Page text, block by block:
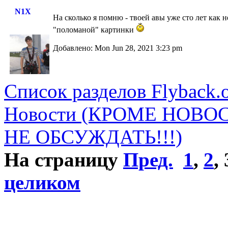
N1X
На сколько я помню - твоей авы уже сто лет как
"поломаной" картинки
Добавлено: Mon Jun 28, 2021 3:23 pm
Список разделов
Новости (КРОМЕ
НЕ ОБСУЖДАТЬ!!!)
На страницу Пред. 1, 2,
целиком